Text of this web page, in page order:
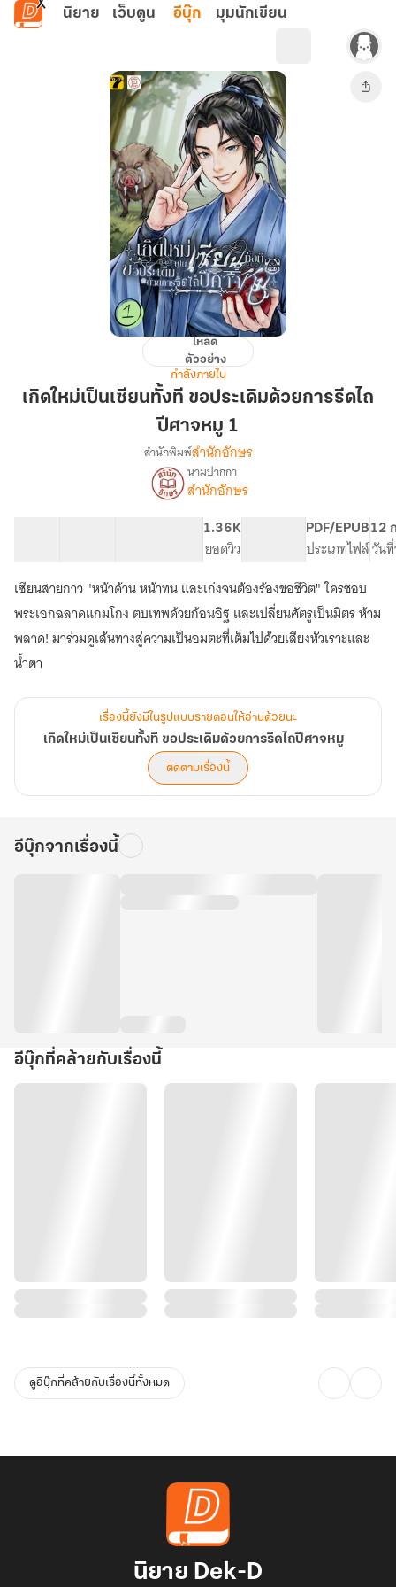
ข้ามไปยังเนื้อหาหลัก
นิยาย เว็บตูน อีบุ๊ก มุมนักเขียน
เป็น
ประเดิม
การ
ไถ
ปีศาจ
หมู
1
โหลด
ตัวอย่าง
กำลังภายใน
เกิดใหม่เป็นเซียนทั้งที ขอประเดิมด้วยการรีดไถ
ปีศาจหมู 1
เรื่อง
เกิด
ใหม่
เป็น
เซียน
ทั้งที
ขอ
ประเดิม
ด้วย
การ
สำนักพิมพ์สำนักอักษร
นามปากกา
สำนักอักษร
1.36K
ยอดวิว
PDF/EPUB
ประเภทไฟล์
12
วัน
เซียนสายกาว "หน้าด้าน หน้าทน และเก่งจนต้องร้องขอชีวิต" ใครชอบ
พระเอกฉลาดแกมโกง ตบเทพด้วยก้อนอิฐ และเปลี่ยนศัตรูเป็นมิตร ห้าม
พลาด! มาร่วมดูเส้นทางสู่ความเป็นอมตะที่เต็มไปด้วยเสียงหัวเราะและ
น้ำตา
เรื่องนี้ยังมีในรูปแบบรายตอนให้อ่านด้วยนะ
เกิดใหม่เป็นเซียนทั้งที ขอประเดิมด้วยการรีดไถปีศาจหมู
ติดตามเรื่องนี้
อีบุ๊กจากเรื่องนี้
อีบุ๊กที่คล้ายกับเรื่องนี้
ดูอีบุ๊กที่คล้ายกับเรื่องนี้ทั้งหมด
นิยาย Dek-D